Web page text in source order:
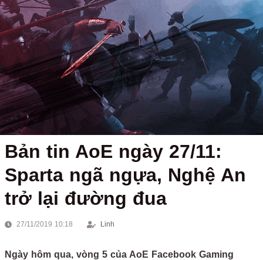
Bản tin AoE ngày 27/11:
Sparta ngã ngựa, Nghệ An
trở lại đường đua
27/11/2019 10:18 Linh
Ngày hôm qua, vòng 5 của AoE Facebook Gaming